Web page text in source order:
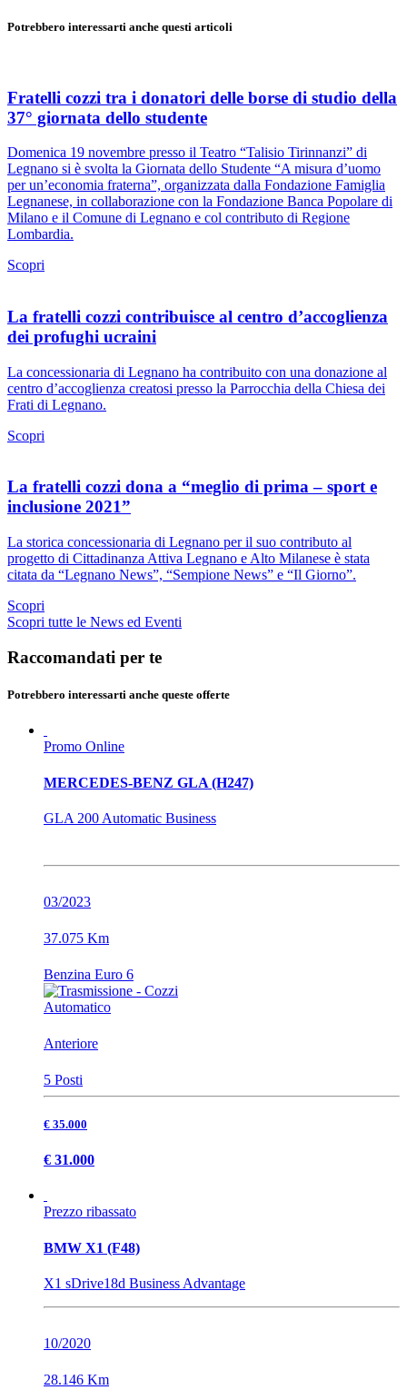
Potrebbero interessarti anche questi articoli
Fratelli cozzi tra i donatori delle borse di studio della
37° giornata dello studente
Domenica 19 novembre presso il Teatro “Talisio Tirinnanzi” di
Legnano si è svolta la Giornata dello Studente “A misura d’uomo
per un’economia fraterna”, organizzata dalla Fondazione Famiglia
Legnanese, in collaborazione con la Fondazione Banca Popolare di
Milano e il Comune di Legnano e col contributo di Regione
Lombardia.
Scopri
La fratelli cozzi contribuisce al centro d’accoglienza
dei profughi ucraini
La concessionaria di Legnano ha contribuito con una donazione al
centro d’accoglienza creatosi presso la Parrocchia della Chiesa dei
Frati di Legnano.
Scopri
La fratelli cozzi dona a “meglio di prima – sport e
inclusione 2021”
La storica concessionaria di Legnano per il suo contributo al
progetto di Cittadinanza Attiva Legnano e Alto Milanese è stata
citata da “Legnano News”, “Sempione News” e “Il Giorno”.
Scopri
Scopri tutte le News ed Eventi
Raccomandati per te
Potrebbero interessarti anche queste offerte
Promo Online
MERCEDES-BENZ GLA (H247)
GLA 200 Automatic Business
03/2023
37.075 Km
Benzina Euro 6
Automatico
Anteriore
5 Posti
€ 35.000
€ 31.000
Prezzo ribassato
BMW X1 (F48)
X1 sDrive18d Business Advantage
10/2020
28.146 Km